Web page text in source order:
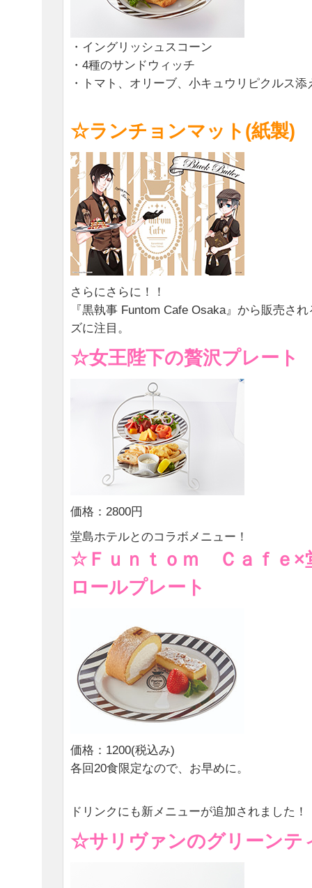
・イングリッシュスコーン
・4種のサンドウィッチ
・トマト、オリーブ、小キュウリピクルス添
☆ランチョンマット(紙製)
さらにさらに！！
『黒執事 Funtom Cafe Osaka』から販売さ
ズに注目。
☆女王陛下の贅沢プレート
価格：2800円
堂島ホテルとのコラボメニュー！
☆Ｆｕｎｔｏｍ Ｃａｆｅ×
ロールプレート
価格：1200(税込み)
各回20食限定なので、お早めに。
ドリンクにも新メニューが追加されました！
☆サリヴァンのグリーンテ